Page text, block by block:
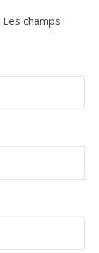
Les champs